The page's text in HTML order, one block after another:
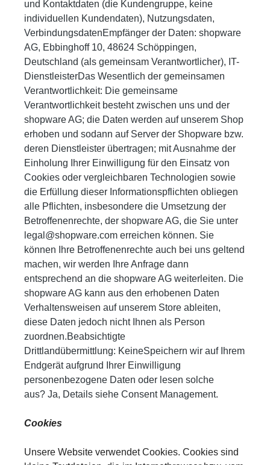
und Kontaktdaten (die Kundengruppe, keine
individuellen Kundendaten), Nutzungsdaten,
VerbindungsdatenEmpfänger der Daten: shopware
AG, Ebbinghoff 10, 48624 Schöppingen,
Deutschland (als gemeinsam Verantwortlicher), IT-
DienstleisterDas Wesentlich der gemeinsamen
Verantwortlichkeit: Die gemeinsame
Verantwortlichkeit besteht zwischen uns und der
shopware AG; die Daten werden auf unserem Shop
erhoben und sodann auf Server der Shopware bzw.
deren Dienstleister übertragen; mit Ausnahme der
Einholung Ihrer Einwilligung für den Einsatz von
Cookies oder vergleichbaren Technologien sowie
die Erfüllung dieser Informationspflichten obliegen
alle Pflichten, insbesondere die Umsetzung der
Betroffenenrechte, der shopware AG, die Sie unter
legal@shopware.com erreichen können. Sie
können Ihre Betroffenenrechte auch bei uns geltend
machen, wir werden Ihre Anfrage dann
entsprechend an die shopware AG weiterleiten. Die
shopware AG kann aus den erhobenen Daten
Verhaltensweisen auf unserem Store ableiten,
diese Daten jedoch nicht Ihnen als Person
zuordnen.Beabsichtigte
Drittlandübermittlung: KeineSpeichern wir auf Ihrem
Endgerät aufgrund Ihrer Einwilligung
personenbezogene Daten oder lesen solche
aus? Ja, Details siehe Consent Management.
Cookies
Unsere Website verwendet Cookies. Cookies sind